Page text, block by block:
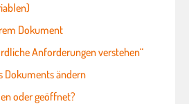
Dokument
Anforderungen verstehen“
Dokuments ändern
oder geöffnet?